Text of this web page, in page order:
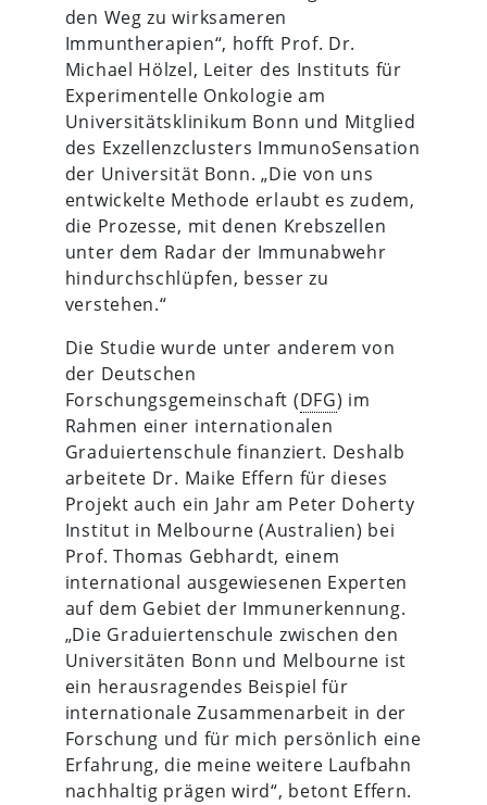
den Weg zu wirksameren
Immuntherapien“, hofft Prof. Dr.
Michael Hölzel, Leiter des Instituts für
Experimentelle Onkologie am
Universitätsklinikum Bonn und Mitglied
des Exzellenzclusters ImmunoSensation
der Universität Bonn. „Die von uns
entwickelte Methode erlaubt es zudem,
die Prozesse, mit denen Krebszellen
unter dem Radar der Immunabwehr
hindurchschlüpfen, besser zu
verstehen.“
Die Studie wurde unter anderem von
der Deutschen
Forschungsgemeinschaft (DFG) im
Rahmen einer internationalen
Graduiertenschule finanziert. Deshalb
arbeitete Dr. Maike Effern für dieses
Projekt auch ein Jahr am Peter Doherty
Institut in Melbourne (Australien) bei
Prof. Thomas Gebhardt, einem
international ausgewiesenen Experten
auf dem Gebiet der Immunerkennung.
„Die Graduiertenschule zwischen den
Universitäten Bonn und Melbourne ist
ein herausragendes Beispiel für
internationale Zusammenarbeit in der
Forschung und für mich persönlich eine
Erfahrung, die meine weitere Laufbahn
nachhaltig prägen wird“, betont Effern.